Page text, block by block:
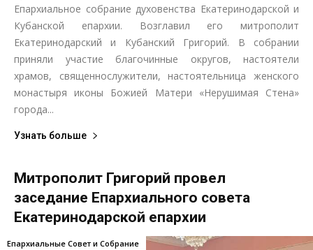
Епархиальное собрание духовенства Екатеринодарской и
Кубанской епархии. Возглавил его митрополит
Екатеринодарский и Кубанский Григорий. В собрании
приняли участие благочинные округов, настоятели
храмов, священнослужители, настоятельница женского
монастыря иконы Божией Матери «Нерушимая Стена»
города...
Узнать больше
Митрополит Григорий провел
заседание Епархиального совета
Екатеринодарской епархии
Епархиальные Совет и Собрание